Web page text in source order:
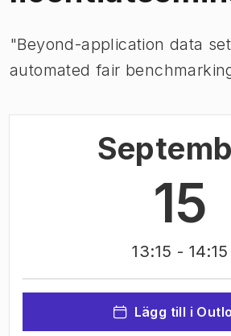
"Beyond-application data
automated fair
15
13:15 - 14:15
Lägg till i